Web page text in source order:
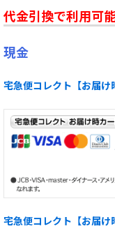
代金引換で利用可
現金
宅急便コレクト【お届け
宅急便コレクト【お届け